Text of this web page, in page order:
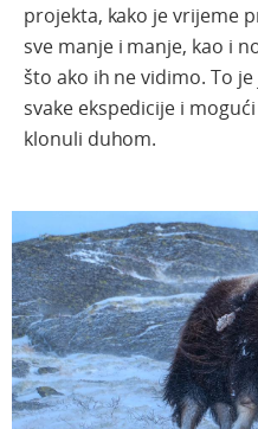
projekta, kako je vrijeme
sve manje i manje, kao i
što ako ih ne vidimo. To
svake ekspedicije i
klonuli duhom.